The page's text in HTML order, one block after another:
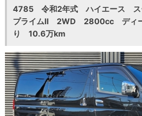
4785 令和2年式 ハイエース ス
プライムⅡ 2WD 2800cc ディ
り 10.6万km